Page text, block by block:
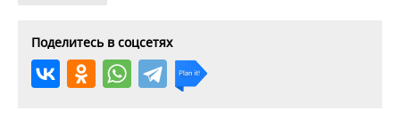
Поделитесь в соцсетях